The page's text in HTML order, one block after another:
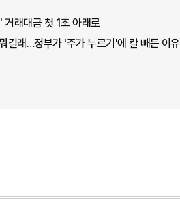
래대금 첫 1조 아래로
길래…정부가 '주가 누르기'에 칼 빼든 이유